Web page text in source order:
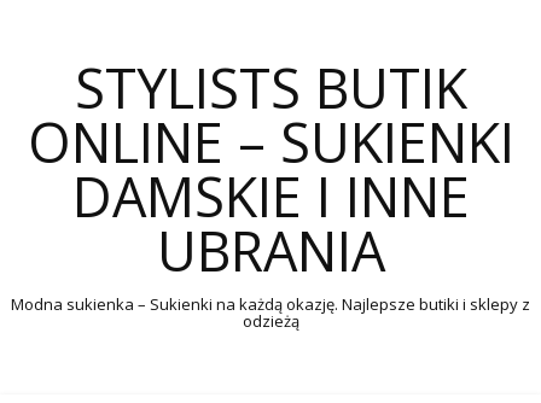
STYLISTS BUTIK
ONLINE – SUKIENKI
DAMSKIE I INNE
UBRANIA
Modna sukienka – Sukienki na każdą okazję. Najlepsze butiki i sklepy z
odzieżą